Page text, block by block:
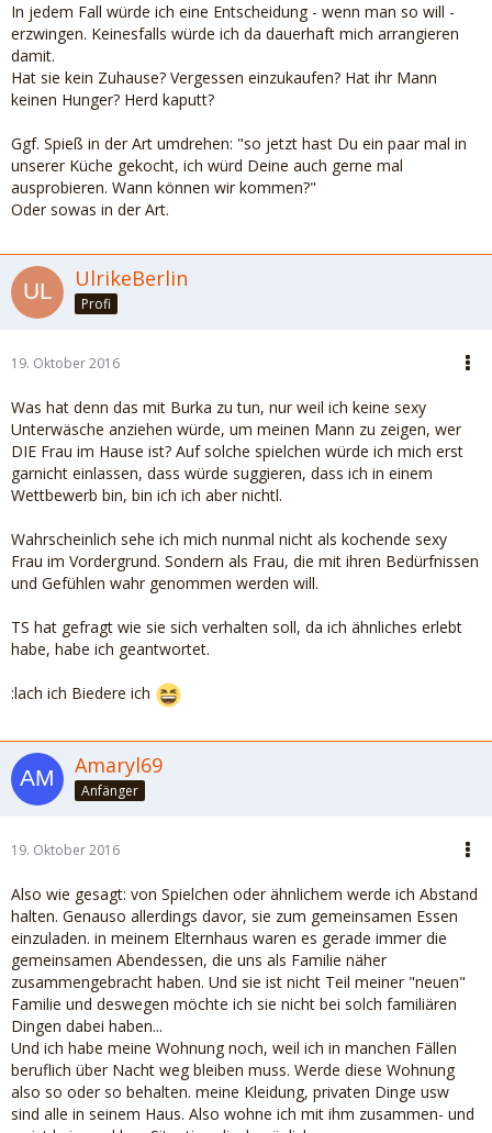
In jedem Fall würde ich eine Entscheidung - wenn man so will -
erzwingen. Keinesfalls würde ich da dauerhaft mich arrangieren
damit.
Hat sie kein Zuhause? Vergessen einzukaufen? Hat ihr Mann
keinen Hunger? Herd kaputt?
Ggf. Spieß in der Art umdrehen: "so jetzt hast Du ein paar mal in
unserer Küche gekocht, ich würd Deine auch gerne mal
ausprobieren. Wann können wir kommen?"
Oder sowas in der Art.
UlrikeBerlin
Profi
19. Oktober 2016
Was hat denn das mit Burka zu tun, nur weil ich keine sexy
Unterwäsche anziehen würde, um meinen Mann zu zeigen, wer
DIE Frau im Hause ist? Auf solche spielchen würde ich mich erst
garnicht einlassen, dass würde suggieren, dass ich in einem
Wettbewerb bin, bin ich ich aber nichtl.
Wahrscheinlich sehe ich mich nunmal nicht als kochende sexy
Frau im Vordergrund. Sondern als Frau, die mit ihren Bedürfnissen
und Gefühlen wahr genommen werden will.
TS hat gefragt wie sie sich verhalten soll, da ich ähnliches erlebt
habe, habe ich geantwortet.
:lach ich Biedere ich
Amaryl69
Anfänger
19. Oktober 2016
Also wie gesagt: von Spielchen oder ähnlichem werde ich Abstand
halten. Genauso allerdings davor, sie zum gemeinsamen Essen
einzuladen. in meinem Elternhaus waren es gerade immer die
gemeinsamen Abendessen, die uns als Familie näher
zusammengebracht haben. Und sie ist nicht Teil meiner "neuen"
Familie und deswegen möchte ich sie nicht bei solch familiären
Dingen dabei haben...
Und ich habe meine Wohnung noch, weil ich in manchen Fällen
beruflich über Nacht weg bleiben muss. Werde diese Wohnung
also so oder so behalten. meine Kleidung, privaten Dinge usw
sind alle in seinem Haus. Also wohne ich mit ihm zusammen- und